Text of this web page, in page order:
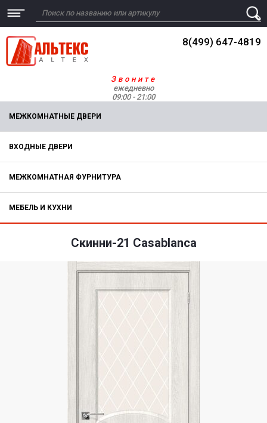
8(499) 647-4819
Звоните
ежедневно
09:00 - 21:00
МЕЖКОМНАТНЫЕ ДВЕРИ
ВХОДНЫЕ ДВЕРИ
МЕЖКОМНАТНАЯ ФУРНИТУРА
МЕБЕЛЬ И КУХНИ
Скинни-21 Casablanca